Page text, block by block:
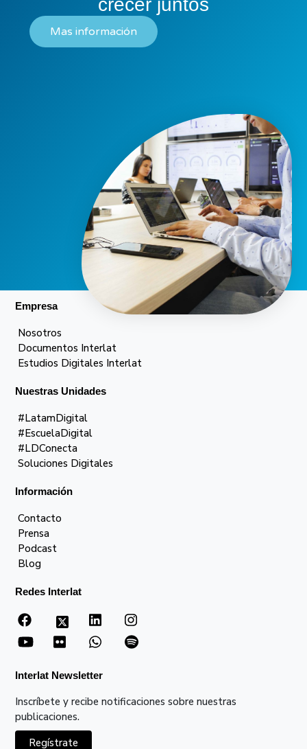
crecer juntos
Mas información
Empresa
Nosotros
Documentos Interlat
Estudios Digitales Interlat
Nuestras Unidades
#LatamDigital
#EscuelaDigital
#LDConecta
Soluciones Digitales
Información
Contacto
Prensa
Podcast
Blog
Redes Interlat
Interlat Newsletter
Inscríbete y recibe notificaciones sobre nuestras
publicaciones.
Regístrate